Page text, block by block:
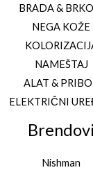
BRADA &
NEGA KOŽE
NAMEŠTAJ
ALAT &
ELEKTRIČNI
Brendovi
Nishman